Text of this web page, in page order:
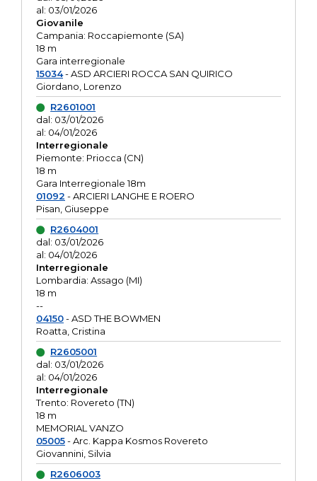
al: 03/01/2026
Giovanile
Campania: Roccapiemonte (SA)
18 m
Gara interregionale
15034- ASD ARCIERI ROCCA SAN QUIRICO
Giordano, Lorenzo
R2601001
dal: 03/01/2026
al: 04/01/2026
Interregionale
Piemonte: Priocca (CN)
18 m
Gara Interregionale 18m
01092 - ARCIERI LANGHE E ROERO
Pisan, Giuseppe
R2604001
dal: 03/01/2026
al: 04/01/2026
Interregionale
Lombardia: Assago (MI)
18 m
--
04150- ASD THE BOWMEN
Roatta, Cristina
R2605001
dal: 03/01/2026
al: 04/01/2026
Interregionale
Trento: Rovereto (TN)
18 m
MEMORIAL VANZO
05005- Arc. Kappa Kosmos Rovereto
Giovannini, Silvia
R2606003